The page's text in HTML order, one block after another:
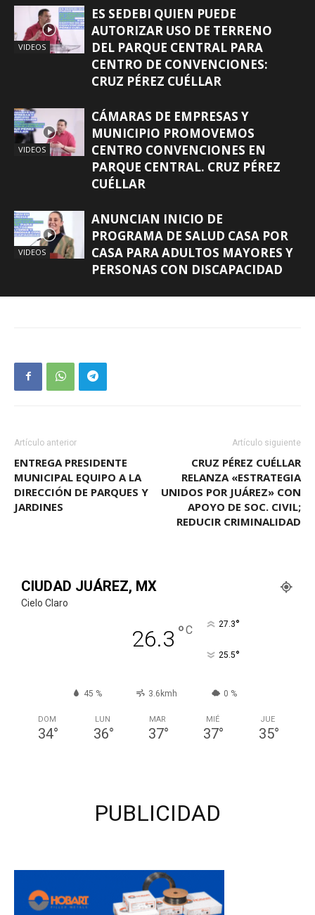
VIDEOS
ES SEDEBI QUIEN PUEDE
AUTORIZAR USO DE TERRENO
DEL PARQUE CENTRAL PARA
CENTRO DE CONVENCIONES:
CRUZ PÉREZ CUÉLLAR
VIDEOS
CÁMARAS DE EMPRESAS Y
MUNICIPIO PROMOVEMOS
CENTRO CONVENCIONES EN
PARQUE CENTRAL. CRUZ PÉREZ
CUÉLLAR
VIDEOS
ANUNCIAN INICIO DE
PROGRAMA DE SALUD CASA POR
CASA PARA ADULTOS MAYORES Y
PERSONAS CON DISCAPACIDAD
Artículo anterior
ENTREGA PRESIDENTE
MUNICIPAL EQUIPO A LA
DIRECCIÓN DE PARQUES Y
JARDINES
Artículo siguiente
CRUZ PÉREZ CUÉLLAR
RELANZA «ESTRATEGIA
UNIDOS POR JUÁREZ» CON
APOYO DE SOC. CIVIL;
REDUCIR CRIMINALIDAD
CIUDAD JUÁREZ, MX
Cielo Claro
26.3 °C 27.3°
25.5°
45 % 3.6kmh 0 %
DOM
34°
LUN
36°
MAR
37°
MIÉ
37°
JUE
35°
PUBLICIDAD